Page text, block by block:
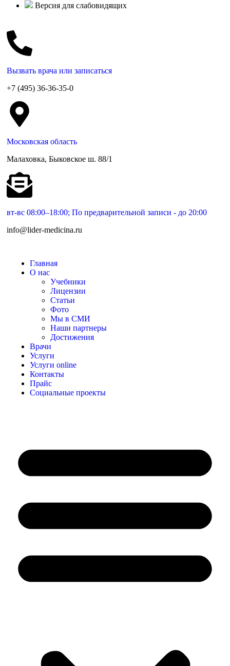
Версия для слабовидящих
Вызвать врача или записаться
+7 (495) 36-36-35-0
Московская область
Малаховка, Быковское ш. 88/1
вт-вс 08:00–18:00; По предварительной записи - до 20:00
info@lider-medicina.ru
Главная
О нас
Учебники
Лицензии
Статьи
Фото
Мы в СМИ
Наши партнеры
Достижения
Врачи
Услуги
Услуги online
Контакты
Прайс
Социальные проекты